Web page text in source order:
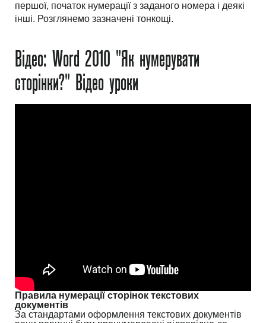
першої, початок нумерації з заданого номера і деякі
інші. Розглянемо зазначені тонкощі.
Відео: Word 2010 "Як нумерувати
сторінки?" Відео уроки
Правила нумерації сторінок текстових
документів
За стандартами оформлення текстових документів